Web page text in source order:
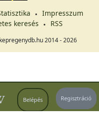
Belépés Regisztráció
Impresszum
keresés RSS
2014 - 2026